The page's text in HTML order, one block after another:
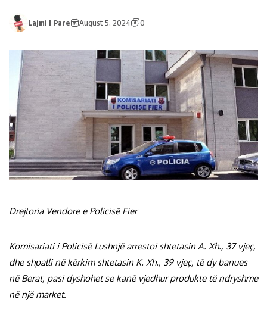
Lajmi I Pare August 5, 2024 0
Drejtoria Vendore e Policisë Fier
Komisariati i Policisë Lushnjë arrestoi shtetasin A. Xh., 37 vjeç,
dhe shpalli në kërkim shtetasin K. Xh., 39 vjeç, të dy banues
në Berat, pasi dyshohet se kanë vjedhur produkte të ndryshme
në një market.